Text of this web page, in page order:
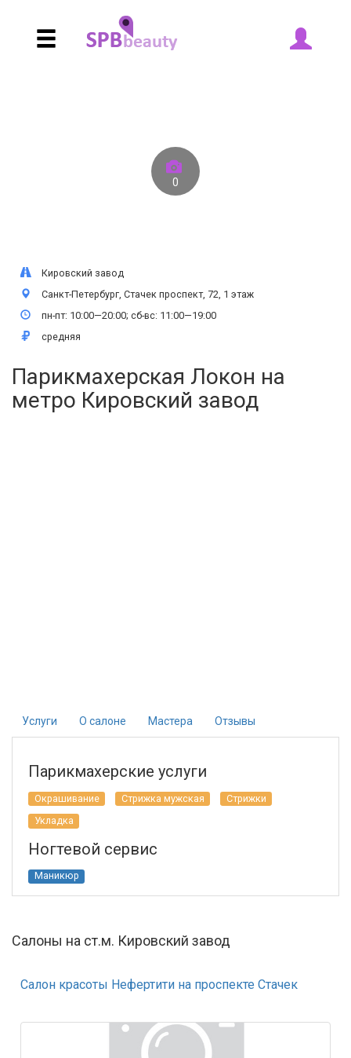
0
Кировский завод
Санкт-Петербург, Стачек проспект, 72, 1 этаж
пн-пт: 10:00—20:00; сб-вс: 11:00—19:00
средняя
Парикмахерская Локон на
метро Кировский завод
Услуги О салоне Мастера Отзывы
Парикмахерские услуги
Окрашивание Стрижка мужская
Стрижки
Укладка
Ногтевой сервис
Маникюр
Салоны на ст.м. Кировский завод
Салон красоты Нефертити на проспекте Стачек